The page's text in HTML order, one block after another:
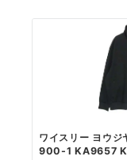
ワイスリー ヨウ
900-1 KA9657